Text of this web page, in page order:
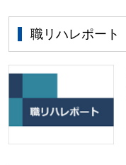
職リハレポート